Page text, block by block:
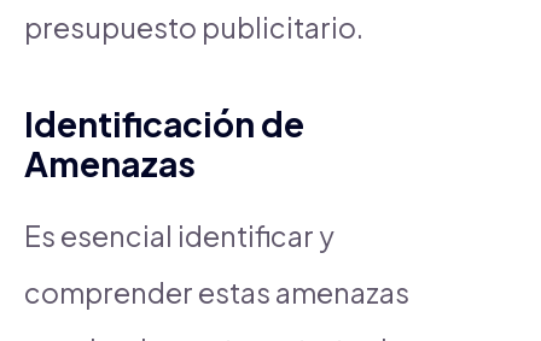
presupuesto publicitario.
Identificación de
Amenazas
Es esencial identificar y
comprender estas amenazas